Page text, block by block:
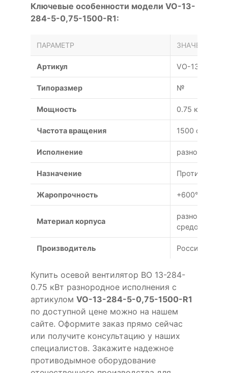
Ключевые особенности модели VO-13-
284-5-0,75-1500-R1:
ПАРАМЕТР ЗНАЧЕНИЕ
Артикул VO-13-284-
Типоразмер №
Мощность 0.75 кВт
Частота вращения 1500 об/мин
Исполнение разнородное
Назначение
Жаропрочность +600°С (120
Материал корпуса
разнородных
средой)
Производитель Россия
Купить осевой вентилятор ВО 13-284-
0.75 кВт разнородное исполнения с
артикулом VO-13-284-5-0,75-1500-R1
по доступной цене можно на нашем
сайте. Оформите заказ прямо сейчас
или получите консультацию у наших
специалистов. Закажите надежное
противодымное оборудование